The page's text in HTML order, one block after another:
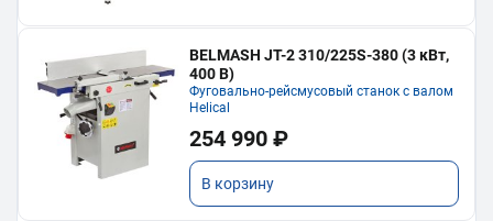
BELMASH JT-2 310/225S-380 (3 кВт,
400 В)
Фуговально-рейсмусовый станок с валом
Helical
254 990 ₽
В корзину